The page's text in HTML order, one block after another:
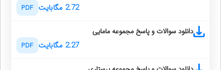
2.72 مگابایت PDF
دانلود سوالات و پاسخ مجموعه مامایی
2.27 مگابایت PDF